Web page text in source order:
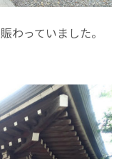
わっていました。